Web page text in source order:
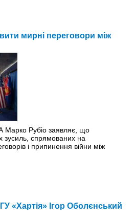
мирні переговори між
Марко Рубіо заявляє, що
зусиль, спрямованих на
і припинення війни між
«Хартія» Ігор Оболєнський